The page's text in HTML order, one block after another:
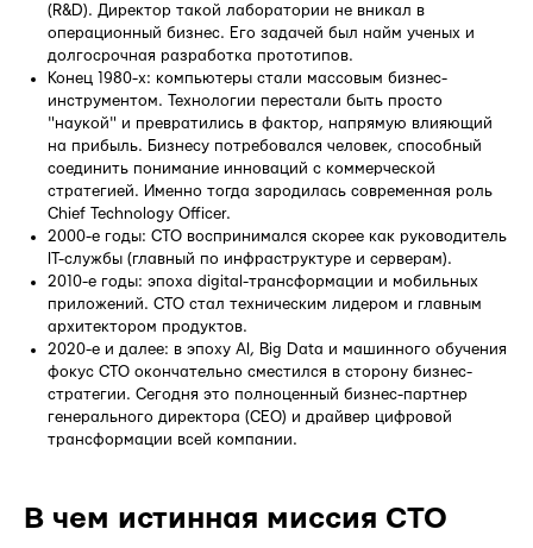
(R&D). Директор такой лаборатории не вникал в
операционный бизнес. Его задачей был найм ученых и
долгосрочная разработка прототипов.
Конец 1980-х: компьютеры стали массовым бизнес-
инструментом. Технологии перестали быть просто
"наукой" и превратились в фактор, напрямую влияющий
на прибыль. Бизнесу потребовался человек, способный
соединить понимание инноваций с коммерческой
стратегией. Именно тогда зародилась современная роль
Chief Technology Officer.
2000-е годы: CTO воспринимался скорее как руководитель
IT-службы (главный по инфраструктуре и серверам).
2010-е годы: эпоха digital-трансформации и мобильных
приложений. CTO стал техническим лидером и главным
архитектором продуктов.
2020-е и далее: в эпоху AI, Big Data и машинного обучения
фокус CTO окончательно сместился в сторону бизнес-
стратегии. Сегодня это полноценный бизнес-партнер
генерального директора (CEO) и драйвер цифровой
трансформации всей компании.
В чем истинная миссия CTO